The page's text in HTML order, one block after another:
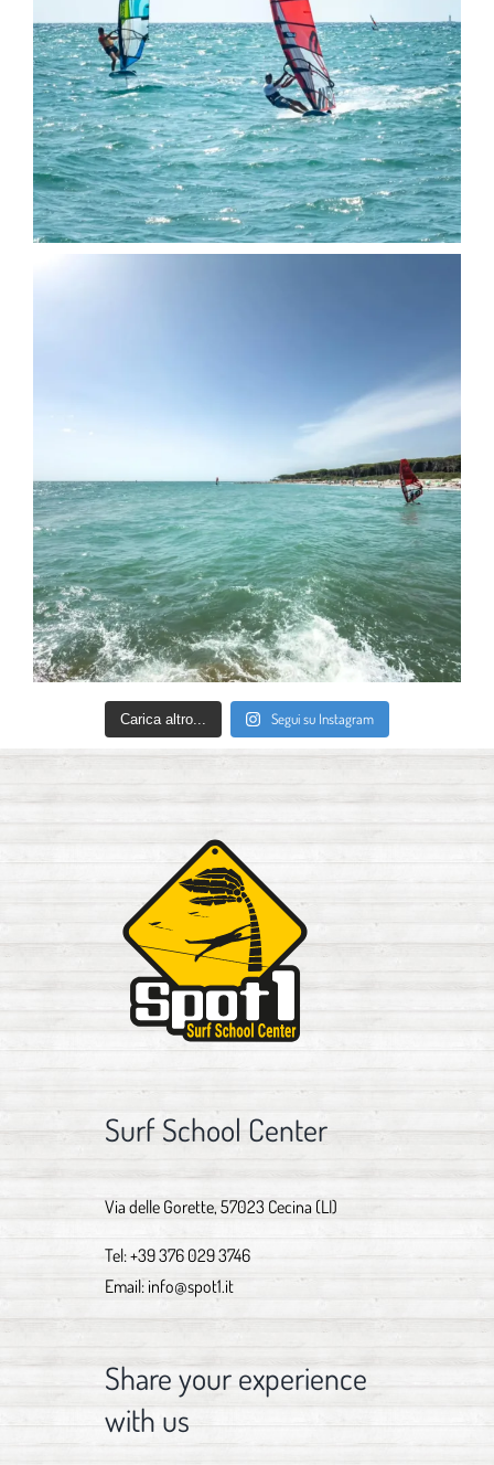
Carica altro... Segui su Instagram
Surf School Center
Via delle Gorette, 57023 Cecina (LI)
Tel:+39 376 029 3746
Email: info@spot1.it
Share your experience
with us